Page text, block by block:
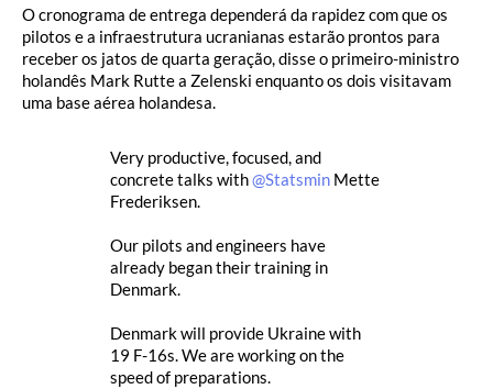
O cronograma de entrega dependerá da rapidez com que os
pilotos e a infraestrutura ucranianas estarão prontos para
receber os jatos de quarta geração, disse o primeiro-ministro
holandês Mark Rutte a Zelenski enquanto os dois visitavam
uma base aérea holandesa.
Very productive, focused, and
concrete talks with@Statsmin Mette
Frederiksen.
Our pilots and engineers have
already began their training in
Denmark.
Denmark will provide Ukraine with
19 F-16s. We are working on the
speed of preparations.